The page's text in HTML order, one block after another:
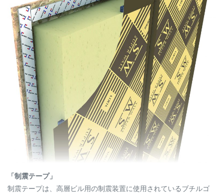
「制震テープ」
制震テープは、高層ビル用の制震装置に使用されているブチルゴ